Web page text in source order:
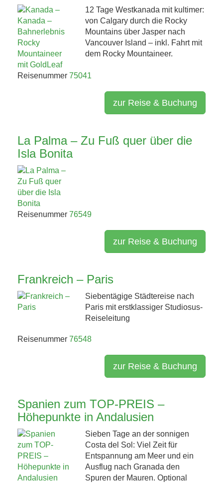
12 Tage Westkanada mit kultimer:
von Calgary durch die Rocky
Mountains über Jasper nach
Vancouver Island – inkl. Fahrt mit
dem Rocky Mountaineer.
Reisenummer 75041
zur Reise & Buchung
La Palma – Zu Fuß quer über die
Isla Bonita
Reisenummer 76549
zur Reise & Buchung
Frankreich – Paris
Siebentägige Städtereise nach
Paris mit erstklassiger Studiosus-
Reiseleitung
Reisenummer 76548
zur Reise & Buchung
Spanien zum TOP-PREIS –
Höhepunkte in Andalusien
Sieben Tage an der sonnigen
Costa del Sol: Viel Zeit für
Entspannung am Meer und ein
Ausflug nach Granada den
Spuren der Mauren. Optional